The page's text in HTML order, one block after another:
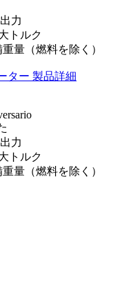
力
トルク
量（燃料を除く）
ター 製品詳細
力
トルク
量（燃料を除く）